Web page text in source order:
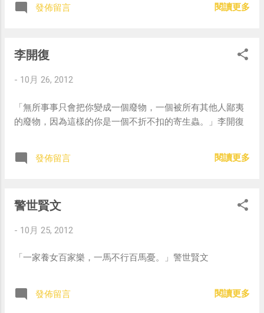
發佈留言 閱讀更多
李開復
- 10月 26, 2012
「無所事事只會把你變成一個廢物，一個被所有其他人鄙夷
的廢物，因為這樣的你是一個不折不扣的寄生蟲。」李開復
發佈留言 閱讀更多
警世賢文
- 10月 25, 2012
「一家養女百家樂，一馬不行百馬憂。」警世賢文
發佈留言 閱讀更多